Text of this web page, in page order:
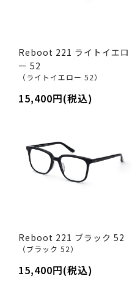
Reboot 221 ライトイエロ
ー 52
（ライトイエロー 52）
15,400円(税込)
Reboot 221 ブラック 52
（ブラック 52）
15,400円(税込)